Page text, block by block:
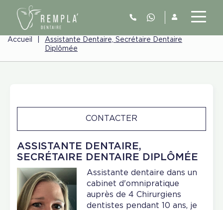
Accueil
Assistante Dentaire, Secrétaire Dentaire
Diplômée
ASSISTANTE DENTAIRE,
SECRÉTAIRE DENTAIRE DIPLÔMÉE
CONTACTER
Assistante dentaire dans un
cabinet d'omnipratique
auprès de 4 Chirurgiens
dentistes pendant 10 ans, je